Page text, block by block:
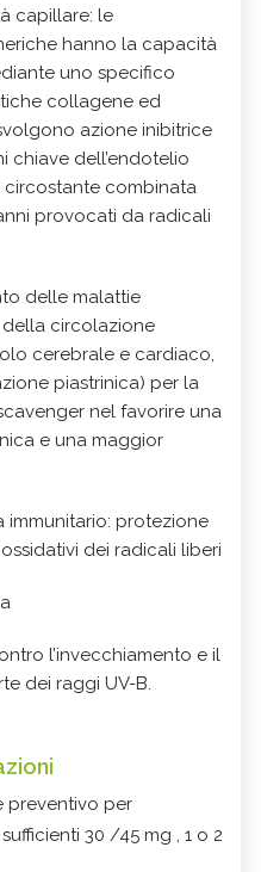
capillare: le
hanno la capacità
uno specifico
collagene ed
azione inibitrice
chiave dell’endotelio
combinata
provocati da radicali
delle malattie
circolazione
cerebrale e cardiaco,
piastrinica) per la
nel favorire una
e una maggior
immunitario: protezione
dei radicali liberi
l’invecchiamento e il
dei raggi UV-B.
preventivo per
30 /45 mg , 1 o 2